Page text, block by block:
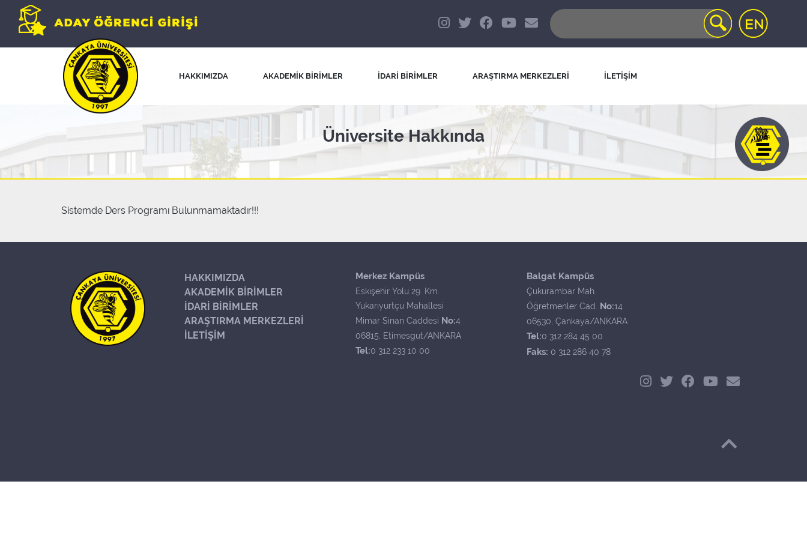
HAKKIMIZDA AKADEMİK BİRİMLER İDARİ BİRİMLER ARAŞTIRMA MERKEZLERİ İLETİŞİM
Üniversite Hakkında
Sistemde Ders Programı Bulunmamaktadır!!!
HAKKIMIZDA
AKADEMİK BİRİMLER
İDARİ BİRİMLER
ARAŞTIRMA MERKEZLERİ
İLETİŞİM
Merkez Kampüs
Eskişehir Yolu 29. Km.
Yukarıyurtçu Mahallesi
Mimar Sinan Caddesi No:4
06815, Etimesgut/ANKARA
Tel:0 312 233 10 00
Balgat Kampüs
Çukurambar Mah.
Öğretmenler Cad. No:14
06530, Çankaya/ANKARA
Tel:0 312 284 45 00
Faks: 0 312 286 40 78